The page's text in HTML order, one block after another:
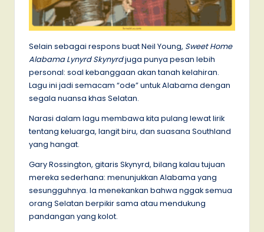
Selain sebagai respons buat Neil Young, Sweet Home
Alabama Lynyrd Skynyrdjuga punya pesan lebih
personal: soal kebanggaan akan tanah kelahiran.
Lagu ini jadi semacam “ode” untuk Alabama dengan
segala nuansa khas Selatan.
Narasi dalam lagu membawa kita pulang lewat lirik
tentang keluarga, langit biru, dan suasana Southland
yang hangat.
Gary Rossington, gitaris Skynyrd, bilang kalau tujuan
mereka sederhana: menunjukkan Alabama yang
sesungguhnya. Ia menekankan bahwa nggak semua
orang Selatan berpikir sama atau mendukung
pandangan yang kolot.